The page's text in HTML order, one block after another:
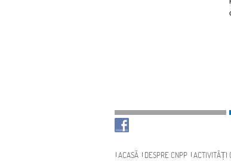
Navigare
ACASĂ DESPRE CNPP ACTIVITĂȚI